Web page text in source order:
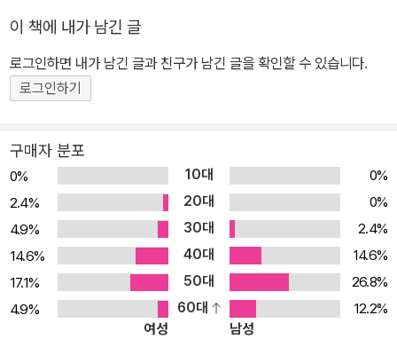
내 채널을 개설하는 방법도 알아봅니다. 스마트폰 하나로 간단히 영
상을 제작하는 방법까지 소개하여 유튜브 크리에이터로서 첫걸음을
내디딜 수 있습니다. 유튜브, 겁내지 말고 차근차근 따라와 보세요. 새
로운 일상이 지금부터 시작됩니다. 더이상 물어볼 필요 없어요! 새로
가이드 하루에도 몇 번씩 유튜브에 접속하지만 추천 목록에 떠 있는
동영상만 클릭하고 있지는 않나요? 유튜브를 100% 활용하는 방법
을 기초부터 친절히 알려드립니다. 자세한 설명을 따라하다 보면 혼
자서도 유튜브를 척척 활용할 수 있습니다. 어디에도 없는 친절한 동
영상 강의 제공 나만 모르는 건가 싶어 누구에게도 묻지 못했던 유튜
브 기본 설정 방법부터, 유튜브 크리에이터의 꿈에 한 발짝 다가갈 수
있는 채널 개설·관리 방법까지 한 권에 담았습니다. 스마트폰 하나만
으로 간단히 영상을 편집하는 방법도 소개합니다. 컴퓨터 설정, 인터
이 책에 내가 남긴 글
로그인하면 내가 남긴 글과 친구가 남긴 글을 확인할 수 있습니다.
로그인하기
구매자 분포
0% 10대
0%
2.4%
20대
0%
4.9%
30대
2.4%
14.6%
40대
14.6%
17.1%
50대
26.8%
4.9%
60대
12.2%
여성
남성